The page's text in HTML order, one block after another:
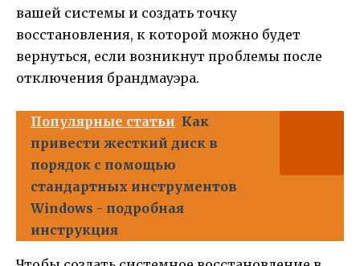
вашей системы и создать точку
восстановления, к которой можно будет
вернуться, если возникнут проблемы после
отключения брандмауэра.
Популярные статьи Как
привести жесткий диск в
порядок с помощью
стандартных инструментов
Windows - подробная
инструкция